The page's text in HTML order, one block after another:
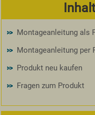
Montageanleitung als
Montageanleitung per
Produkt neu kaufen
Fragen zum Produkt